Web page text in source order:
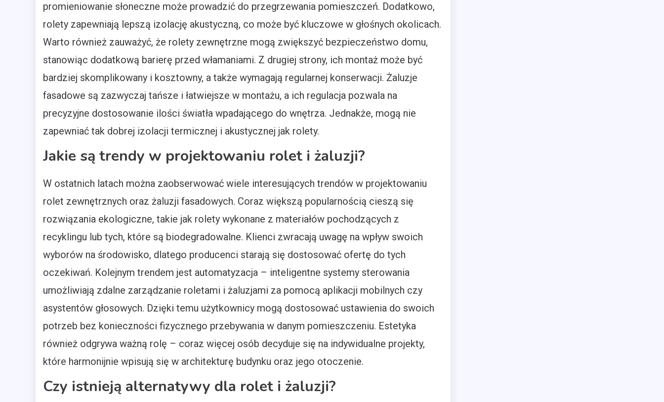
promieniowanie słoneczne może prowadzić do przegrzewania pomieszczeń. Dodatkowo,
rolety zapewniają lepszą izolację akustyczną, co może być kluczowe w głośnych okolicach.
Warto również zauważyć, że rolety zewnętrzne mogą zwiększyć bezpieczeństwo domu,
stanowiąc dodatkową barierę przed włamaniami. Z drugiej strony, ich montaż może być
bardziej skomplikowany i kosztowny, a także wymagają regularnej konserwacji. Żaluzje
fasadowe są zazwyczaj tańsze i łatwiejsze w montażu, a ich regulacja pozwala na
precyzyjne dostosowanie ilości światła wpadającego do wnętrza. Jednakże, mogą nie
zapewniać tak dobrej izolacji termicznej i akustycznej jak rolety.
Jakie są trendy w projektowaniu rolet i żaluzji?
W ostatnich latach można zaobserwować wiele interesujących trendów w projektowaniu
rolet zewnętrznych oraz żaluzji fasadowych. Coraz większą popularnością cieszą się
rozwiązania ekologiczne, takie jak rolety wykonane z materiałów pochodzących z
recyklingu lub tych, które są biodegradowalne. Klienci zwracają uwagę na wpływ swoich
wyborów na środowisko, dlatego producenci starają się dostosować ofertę do tych
oczekiwań. Kolejnym trendem jest automatyzacja – inteligentne systemy sterowania
umożliwiają zdalne zarządzanie roletami i żaluzjami za pomocą aplikacji mobilnych czy
asystentów głosowych. Dzięki temu użytkownicy mogą dostosować ustawienia do swoich
potrzeb bez konieczności fizycznego przebywania w danym pomieszczeniu. Estetyka
również odgrywa ważną rolę – coraz więcej osób decyduje się na indywidualne projekty,
które harmonijnie wpisują się w architekturę budynku oraz jego otoczenie.
Czy istnieją alternatywy dla rolet i żaluzji?